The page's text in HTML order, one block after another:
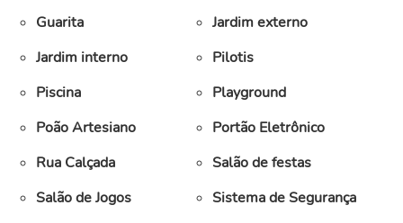
Guarita
Jardim externo
Jardim interno
Pilotis
Piscina
Playground
Poão Artesiano
Portão Eletrônico
Rua Calçada
Salão de festas
Salão de Jogos
Sistema de Segurança